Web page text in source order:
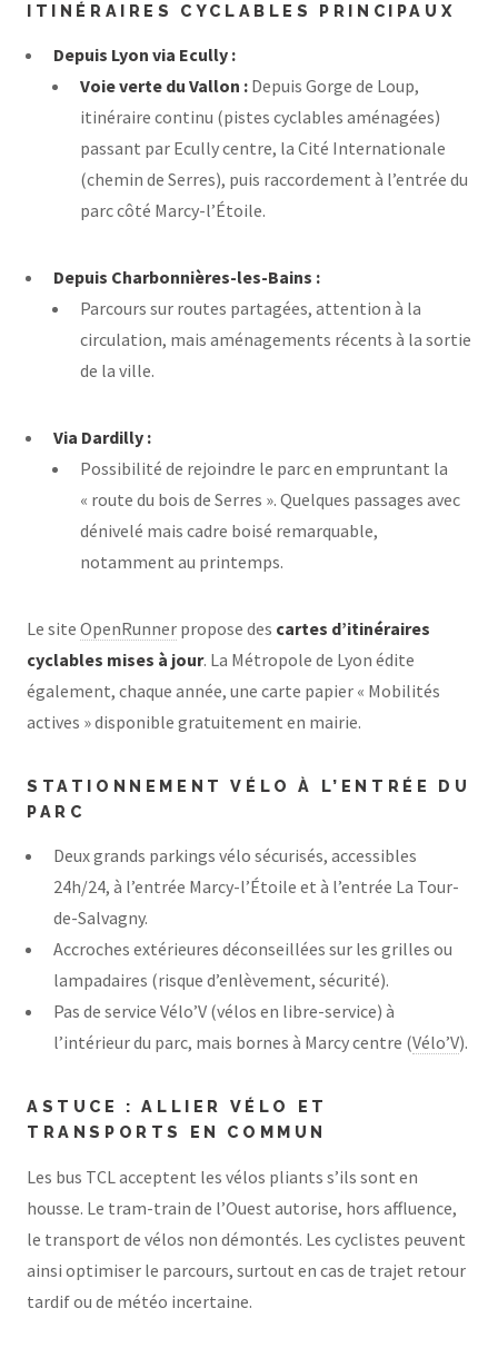
ITINÉRAIRES CYCLABLES PRINCIPAUX
Depuis Lyon via Ecully :
Voie verte du Vallon : Depuis Gorge de Loup,
itinéraire continu (pistes cyclables aménagées)
passant par Ecully centre, la Cité Internationale
(chemin de Serres), puis raccordement à l’entrée du
parc côté Marcy-l’Étoile.
Depuis Charbonnières-les-Bains :
Parcours sur routes partagées, attention à la
circulation, mais aménagements récents à la sortie
de la ville.
Via Dardilly :
Possibilité de rejoindre le parc en empruntant la
« route du bois de Serres ». Quelques passages avec
dénivelé mais cadre boisé remarquable,
notamment au printemps.
Le site OpenRunner propose des cartes d’itinéraires
cyclables mises à jour. La Métropole de Lyon édite
également, chaque année, une carte papier « Mobilités
actives » disponible gratuitement en mairie.
STATIONNEMENT VÉLO À L’ENTRÉE DU
PARC
Deux grands parkings vélo sécurisés, accessibles
24h/24, à l’entrée Marcy-l’Étoile et à l’entrée La Tour-
de-Salvagny.
Accroches extérieures déconseillées sur les grilles ou
lampadaires (risque d’enlèvement, sécurité).
Pas de service Vélo’V (vélos en libre-service) à
l’intérieur du parc, mais bornes à Marcy centre (Vélo’V).
ASTUCE : ALLIER VÉLO ET
TRANSPORTS EN COMMUN
Les bus TCL acceptent les vélos pliants s’ils sont en
housse. Le tram-train de l’Ouest autorise, hors affluence,
le transport de vélos non démontés. Les cyclistes peuvent
ainsi optimiser le parcours, surtout en cas de trajet retour
tardif ou de météo incertaine.